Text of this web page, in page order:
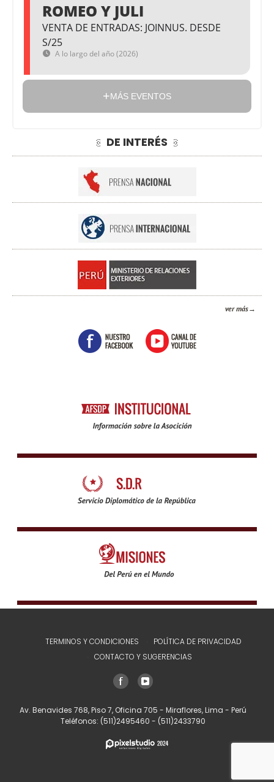
ROMEO Y JULI
VENTA DE ENTRADAS: JOINNUS. DESDE
S/25
A lo largo del año (2026)
MÁS EVENTOS
DE INTERÉS
ver más
TERMINOS Y CONDICIONES
POLÍTICA DE PRIVACIDAD
CONTACTO Y SUGERENCIAS
Av. Benavides 768, Piso 7, Oficina 705 - Miraflores, Lima - Perú
Teléfonos: (511)2495460 - (511)2433790